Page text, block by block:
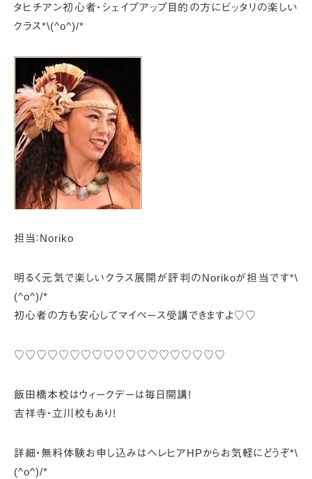
タヒチアン初心者・シェイプアップ目的の方にビッタリの楽しい
クラス*\(^o^)/*
担当：Noriko
明るく元気で楽しいクラス展開が評判のNorikoが担当です*\
(^o^)/*
初心者の方も安心してマイペース受講できますよ♡♡
♡♡♡♡♡♡♡♡♡♡♡♡♡♡♡♡♡♡♡
飯田橋本校はウィークデーは毎日開講!
吉祥寺・立川校もあり!
詳細・無料体験お申し込みはヘレヒアHPからお気軽にどうぞ*\
(^o^)/*